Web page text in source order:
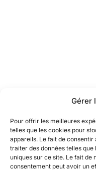
Gérer
Pour offrir les meilleures
telles que les cookies pour
appareils. Le fait de
traiter des données telles
uniques sur ce site. Le fait de
consentement peut avoir un